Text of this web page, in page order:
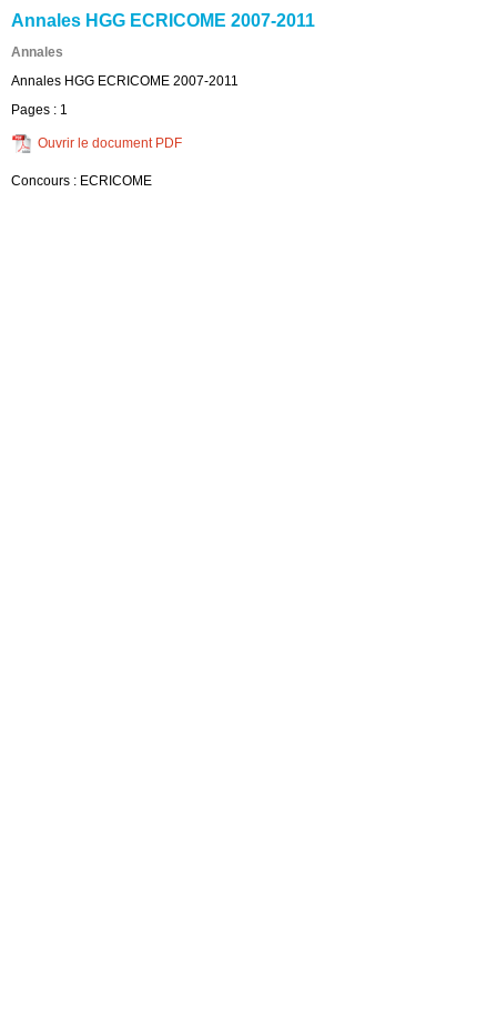
Annales HGG ECRICOME 2007-2011
Annales
Annales HGG ECRICOME 2007-2011
Pages : 1
Ouvrir le document PDF
Concours : ECRICOME